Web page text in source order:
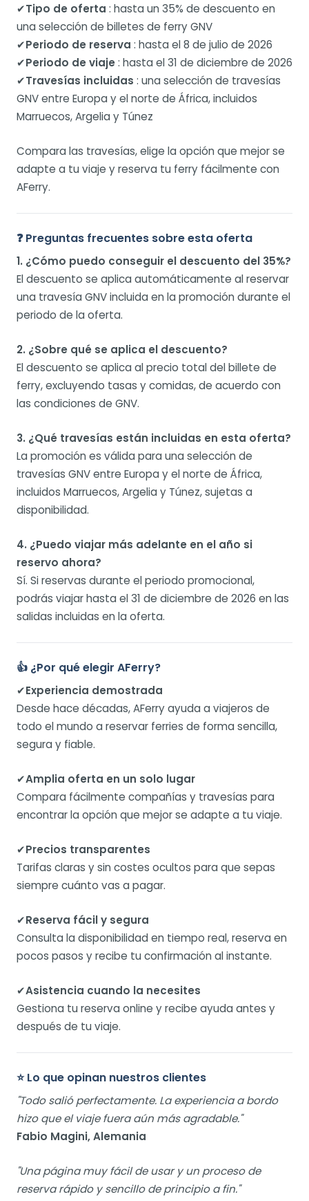
✔Tipo de oferta : hasta un 35% de descuento en
una selección de billetes de ferry GNV
✔Periodo de reserva : hasta el 8 de julio de 2026
✔Periodo de viaje: hasta el 31 de diciembre de 2026
✔Travesías incluidas : una selección de travesías
GNV entre Europa y el norte de África, incluidos
Marruecos, Argelia y Túnez
Compara las travesías, elige la opción que mejor se
adapte a tu viaje y reserva tu ferry fácilmente con
AFerry.
❓ Preguntas frecuentes sobre esta oferta
1. ¿Cómo puedo conseguir el descuento del 35%?
El descuento se aplica automáticamente al reservar
una travesía GNV incluida en la promoción durante el
periodo de la oferta.
2. ¿Sobre qué se aplica el descuento?
El descuento se aplica al precio total del billete de
ferry, excluyendo tasas y comidas, de acuerdo con
las condiciones de GNV.
3. ¿Qué travesías están incluidas en esta oferta?
La promoción es válida para una selección de
travesías GNV entre Europa y el norte de África,
incluidos Marruecos, Argelia y Túnez, sujetas a
disponibilidad.
4. ¿Puedo viajar más adelante en el año si
reservo ahora?
Sí. Si reservas durante el periodo promocional,
podrás viajar hasta el 31 de diciembre de 2026 en las
salidas incluidas en la oferta.
👍 ¿Por qué elegir AFerry?
✔Experiencia demostrada
Desde hace décadas, AFerry ayuda a viajeros de
todo el mundo a reservar ferries de forma sencilla,
segura y fiable.
✔Amplia oferta en un solo lugar
Compara fácilmente compañías y travesías para
encontrar la opción que mejor se adapte a tu viaje.
✔Precios transparentes
Tarifas claras y sin costes ocultos para que sepas
siempre cuánto vas a pagar.
✔Reserva fácil y segura
Consulta la disponibilidad en tiempo real, reserva en
pocos pasos y recibe tu confirmación al instante.
✔Asistencia cuando la necesites
Gestiona tu reserva online y recibe ayuda antes y
después de tu viaje.
⭐ Lo que opinan nuestros clientes
"Todo salió perfectamente. La experiencia a bordo
hizo que el viaje fuera aún más agradable."
Fabio Magini, Alemania
"Una página muy fácil de usar y un proceso de
reserva rápido y sencillo de principio a fin."